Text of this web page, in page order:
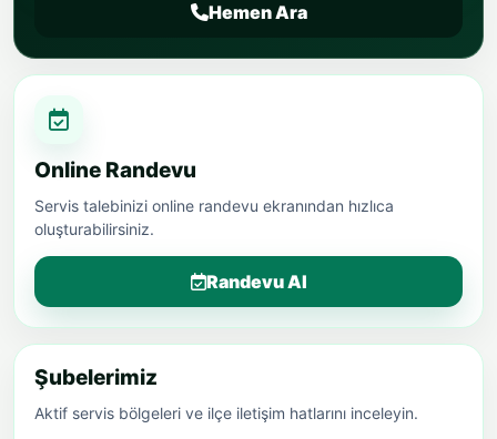
Hemen Ara
Online Randevu
Servis talebinizi online randevu ekranından hızlıca
oluşturabilirsiniz.
Randevu Al
Şubelerimiz
Aktif servis bölgeleri ve ilçe iletişim hatlarını inceleyin.